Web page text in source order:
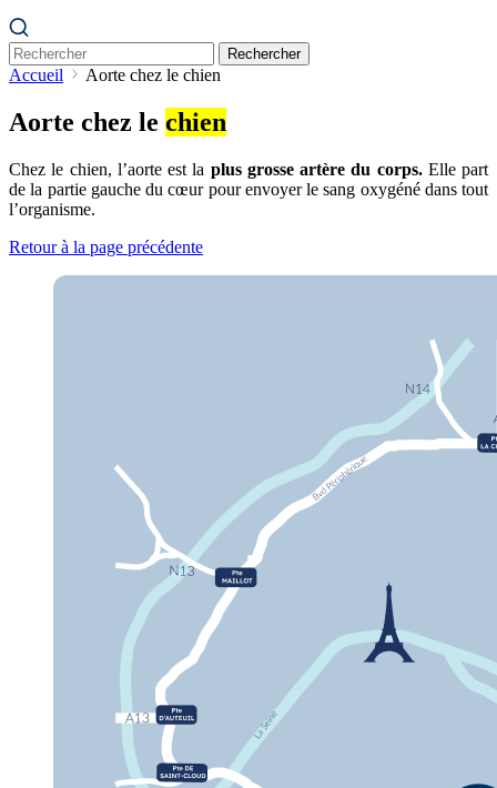
Rechercher
Accueil Aorte chez le chien
Aorte chez le chien
Chez le chien, l’aorte est la plus grosse artère du corps. Elle part
de la partie gauche du cœur pour envoyer le sang oxygéné dans tout
l’organisme.
Retour à la page précédente